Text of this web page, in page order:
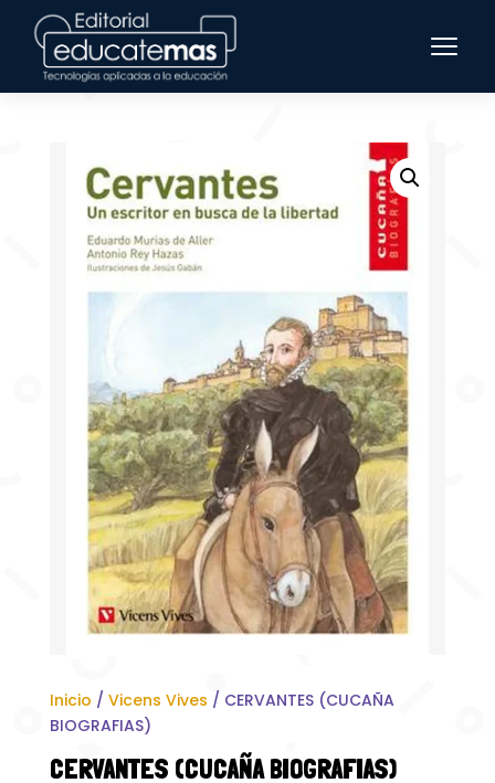
Inicio / Vicens Vives / CERVANTES (CUCAÑA
BIOGRAFIAS)
CERVANTES (CUCAÑA BIOGRAFIAS)